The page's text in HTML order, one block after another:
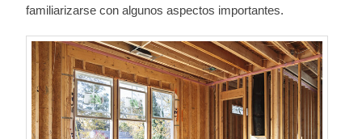
familiarizarse con algunos aspectos importantes.